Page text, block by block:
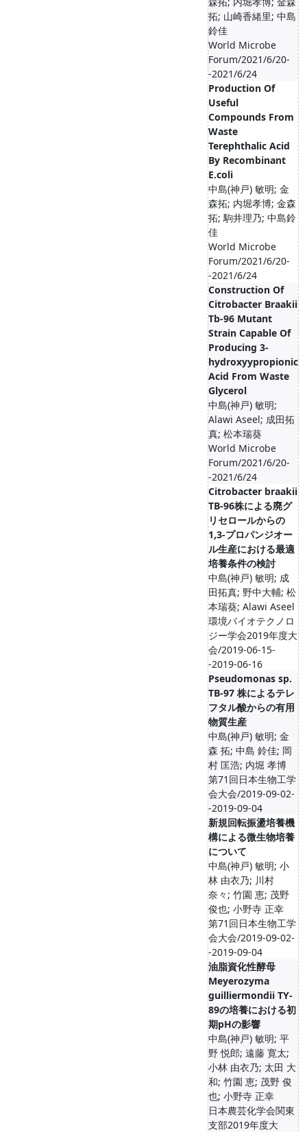
拓; 山崎香緒里; 中島
鈴佳
World Microbe
Forum/2021/6/20-
-2021/6/24
Production Of
Useful
Compounds From
Waste
Terephthalic Acid
By Recombinant
E.coli
中島(神戸) 敏明; 金
森拓; 内堀孝博; 金森
拓; 駒井理乃; 中島鈴
佳
World Microbe
Forum/2021/6/20-
-2021/6/24
Construction Of
Citrobacter Braakii
Tb-96 Mutant
Strain Capable Of
Producing 3-
hydroxyypropionic
Acid From Waste
Glycerol
中島(神戸) 敏明;
Alawi Aseel; 成田拓
真; 松本瑞葵
World Microbe
Forum/2021/6/20-
-2021/6/24
Citrobacter braakii
TB-96株による廃グ
リセロールからの
1,3-プロパンジオー
ル生産における最適
培養条件の検討
中島(神戸) 敏明; 成
田拓真; 野中大輔; 松
本瑞葵; Alawi Aseel
環境バイオテクノロ
ジー学会2019年度大
会/2019-06-15-
-2019-06-16
Pseudomonas sp.
TB-97 株によるテレ
フタル酸からの有用
物質生産
中島(神戸) 敏明; 金
森 拓; 中島 鈴佳; 岡
村 匡浩; 内堀 孝博
第71回日本生物工学
会大会/2019-09-02-
-2019-09-04
新規回転振盪培養機
構による微生物培養
について
中島(神戸) 敏明; 小
林 由衣乃; 川村
奈々; 竹園 恵; 茂野
俊也; 小野寺 正幸
第71回日本生物工学
会大会/2019-09-02-
-2019-09-04
油脂資化性酵母
Meyerozyma
guilliermondii TY-
89の培養における初
期pHの影響
中島(神戸) 敏明; 平
野 悦郎; 遠藤 寛太;
小林 由衣乃; 太田 大
和; 竹園 恵; 茂野 俊
也; 小野寺 正幸
日本農芸化学会関東
支部2019年度大